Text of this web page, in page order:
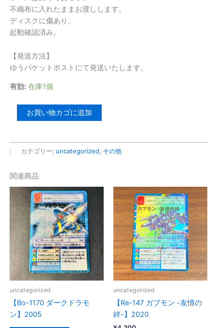
不織布に入れたままお渡しします。
ディスクに傷あり。
起動確認済み。
【発送方法】
ゆうパケットポストにて発送いたします。
有効: 在庫1個
な
し】
CROW
メ
モ
リ
ー
ズ
個
お買い物カゴに追加
: カテゴリー: uncategorized, その他
関連商品
uncategorized
【Bo-1170 ダークドラモ
ン】2005
uncategorized
【Re-147 ガブモン -友情の
絆-】2020